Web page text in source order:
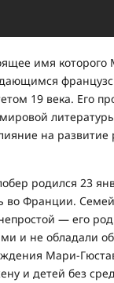
имя которого
19 века. Его
на
родился 23
во Франции.
— его
и не обладали
Мари-
и детей без